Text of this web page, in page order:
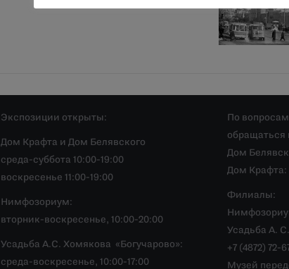
Экспозиции открыты:
Дом Крафта и Дом Белявского
среда-суббота 10:00-19:00
воскресенье 11:00-19:00
Нимфозориум:
вторник-воскресенье, 10:00-20:00
Усадьба А.С. Хомякова «Богучарово»:
среда-воскресенье, 10:00-17:00
По
обращаться
Дом
Дом Крафта:
Филиалы:
Усадьба А.
+7 (4872) 72-
Музей